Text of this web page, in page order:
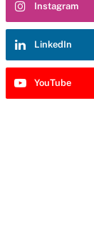
Instagram
LinkedIn
YouTube